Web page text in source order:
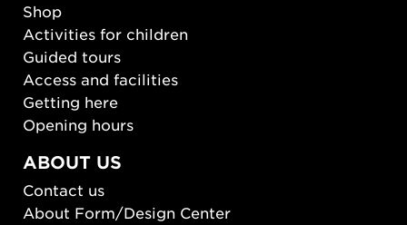
Shop
Activities for children
Guided tours
Access and facilities
Getting here
Opening hours
ABOUT US
Contact us
About Form/Design Center